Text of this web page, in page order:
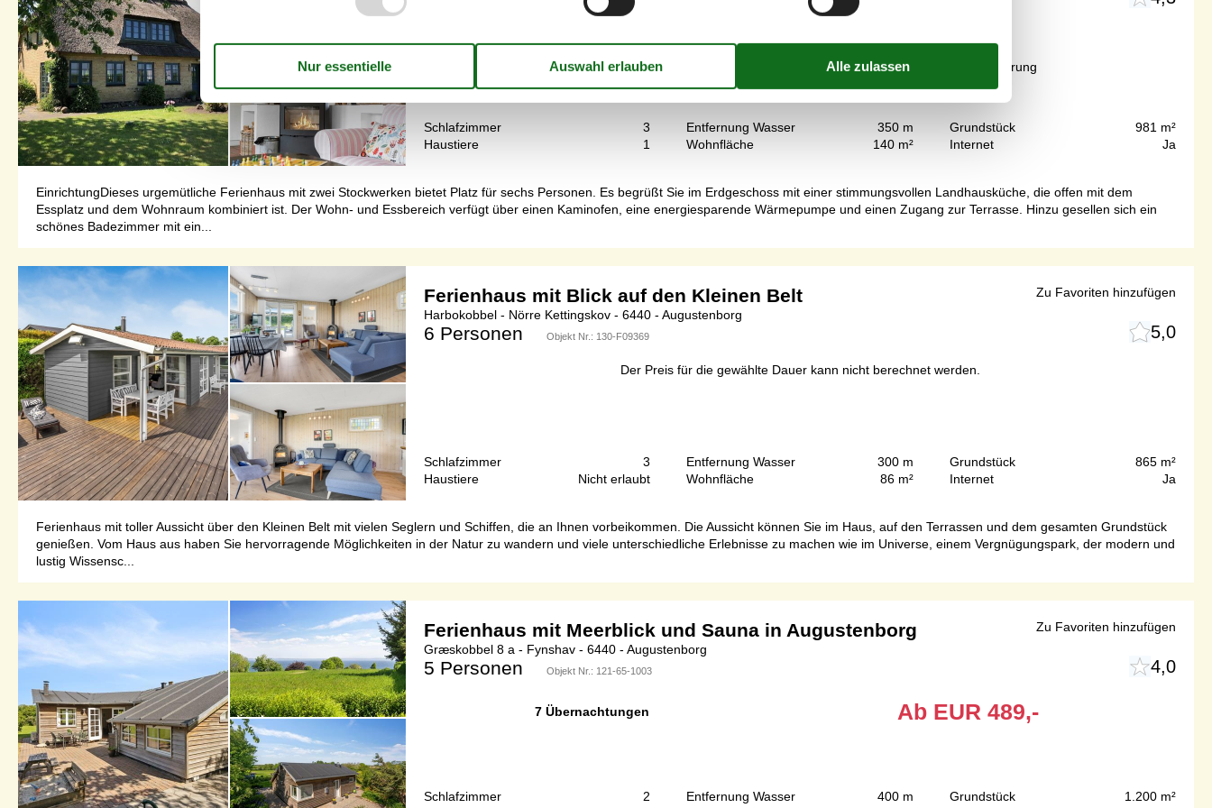
Objekt Nr.: 127-SB50639
Ab EUR 494,-
Inkl. Endreinigung und Versicherung
Schlafzimmer
3
Haustiere
1
Entfernung Wasser
350 m
Wohnfläche
140 m²
Grundstück
981 m²
Internet
Ja
EinrichtungDieses urgemütliche Ferienhaus mit zwei Stockwerken bietet Platz für sechs Personen. Es begrüßt Sie im Erdgeschoss mit einer stimmungsvollen Landhausküche, die offen mit dem
Essplatz und dem Wohnraum kombiniert ist. Der Wohn- und Essbereich verfügt über einen Kaminofen, eine energiesparende Wärmepumpe und einen Zugang zur Terrasse. Hinzu gesellen sich ein
schönes Badezimmer mit ein...
Ferienhaus mit Blick auf den Kleinen Belt
Harbokobbel - Nörre Kettingskov - 6440 - Augustenborg
6 Personen Objekt Nr.: 130-F09369 5,0
Der Preis für die gewählte Dauer kann nicht berechnet werden.
Schlafzimmer
3
Haustiere
Nicht erlaubt
Entfernung Wasser
300 m
Wohnfläche
86 m²
Grundstück
865 m²
Internet
Ja
Ferienhaus mit toller Aussicht über den Kleinen Belt mit vielen Seglern und Schiffen, die an Ihnen vorbeikommen. Die Aussicht können Sie im Haus, auf den Terrassen und dem gesamten Grundstück
genießen. Vom Haus aus haben Sie hervorragende Möglichkeiten in der Natur zu wandern und viele unterschiedliche Erlebnisse zu machen wie im Universe, einem Vergnügungspark, der modern und
lustig Wissensc...
Zu Favoriten hinzufügen
Ferienhaus mit Meerblick und Sauna in Augustenborg
Græskobbel 8 a - Fynshav - 6440 - Augustenborg
5 Personen Objekt Nr.: 121-65-1003 4,0
7 Übernachtungen Ab EUR 489,-
Schlafzimmer
2
Entfernung Wasser
400 m
Grundstück
1.200 m²
Zu Favoriten hinzufügen